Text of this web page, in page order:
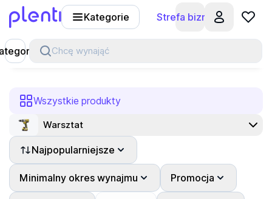
Kategorie Strefa biznesu
Chcę wynająć
Wszystkie produkty
Warsztat
Najpopularniejsze
Minimalny okres wynajmu Promocja